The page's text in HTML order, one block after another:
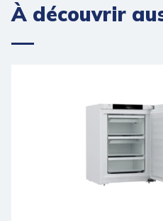
À découvrir